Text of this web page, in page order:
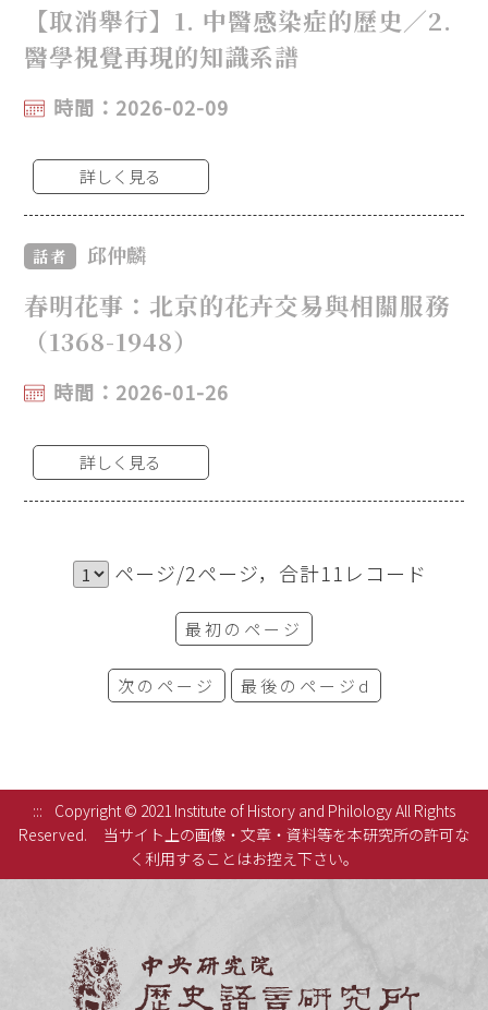
【取消舉行】1. 中醫感染症的歷史／2.
醫學視覺再現的知識系譜
時間：2026-02-09
詳しく見る
話者 邱仲麟
春明花事：北京的花卉交易與相關服務
（1368-1948）
時間：2026-01-26
詳しく見る
ページ/2ページ，合計11レコード
最初のページ
次のページ 最後のページd
:::
Copyright © 2021 Institute of History and Philology All Rights
Reserved.
当サイト上の画像・文章・資料等を本研究所の許可な
く利用することはお控え下さい。